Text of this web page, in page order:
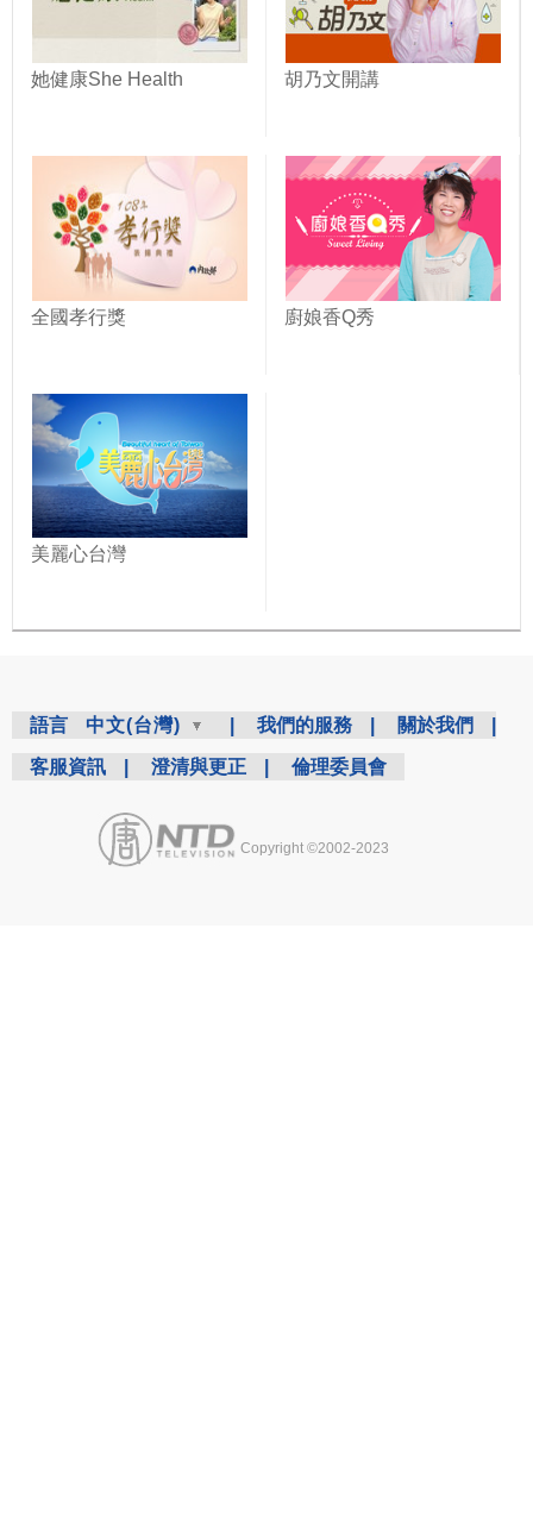
她健康She Health 胡乃文開講
全國孝行獎 廚娘香Q秀
美麗心台灣
語言 中文(台灣) 我們的服務 關於我們
客服資訊 澄清與更正 倫理委員會
Copyright ©2002-2023